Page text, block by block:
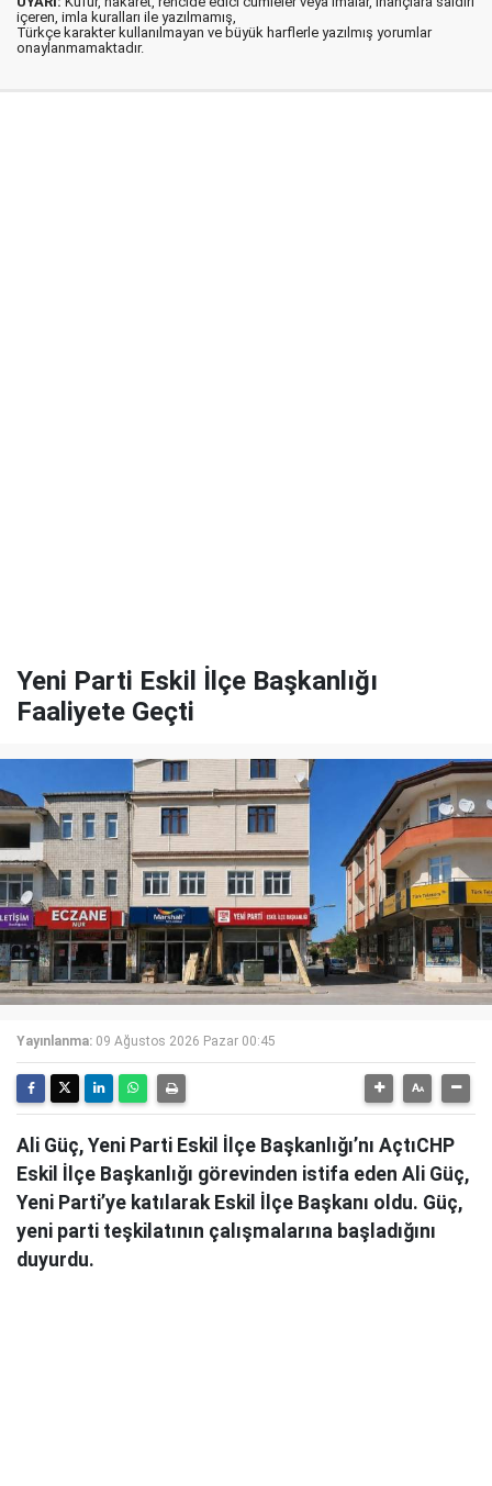
içeren, imla kuralları ile yazılmamış,
Türkçe karakter kullanılmayan ve büyük harflerle yazılmış yorumlar
onaylanmamaktadır.
Yeni Parti Eskil İlçe Başkanlığı
Faaliyete Geçti
Yayınlanma: 09 Ağustos 2026 Pazar 00:45
Ali Güç, Yeni Parti Eskil İlçe Başkanlığı’nı AçtıCHP
Eskil İlçe Başkanlığı görevinden istifa eden Ali Güç,
Yeni Parti’ye katılarak Eskil İlçe Başkanı oldu. Güç,
yeni parti teşkilatının çalışmalarına başladığını
duyurdu.